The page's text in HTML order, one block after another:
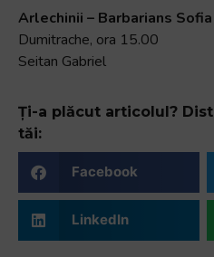
Arlechinii – Barbarians Sofia
Dumitrache, ora 15.00
Seitan Gabriel
Ți-a plăcut articolul?
tăi:
Facebook
LinkedIn